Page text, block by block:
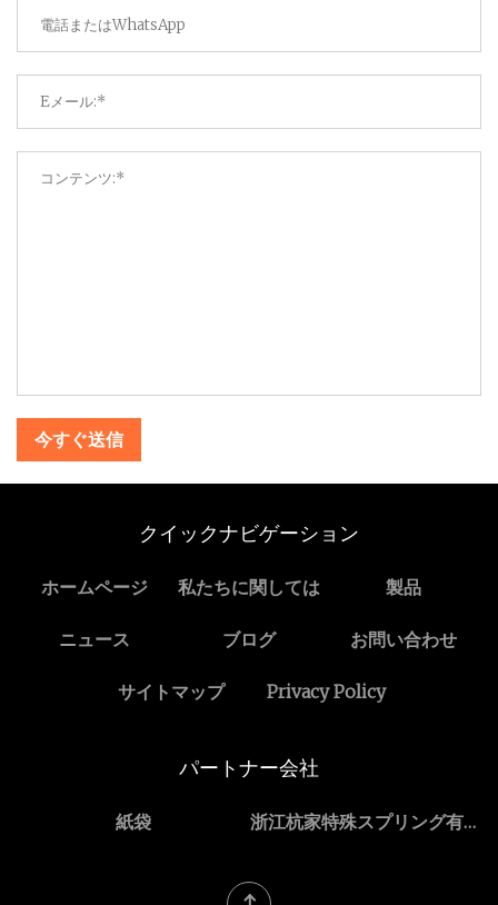
今すぐ送信
クイックナビゲーション
ホームページ 私たちに関しては 製品
ニュース ブログ お問い合わせ
サイトマップ Privacy Policy
パートナー会社
紙袋
浙江杭家特殊スプリング有限